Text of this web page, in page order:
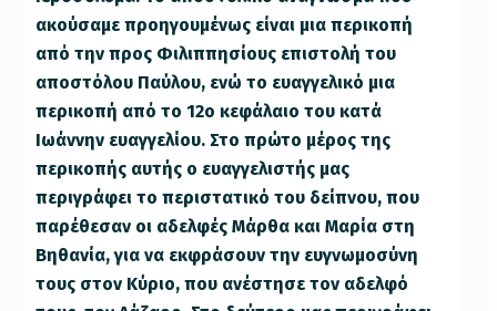
ακούσαμε προηγουμένως είναι μια περικοπή
από την προς Φιλιππησίους επιστολή του
αποστόλου Παύλου, ενώ το ευαγγελικό μια
περικοπή από το 12ο κεφάλαιο του κατά
Ιωάννην ευαγγελίου. Στο πρώτο μέρος της
περικοπής αυτής ο ευαγγελιστής μας
περιγράφει το περιστατικό του δείπνου, που
παρέθεσαν οι αδελφές Μάρθα και Μαρία στη
Βηθανία, για να εκφράσουν την ευγνωμοσύνη
τους στον Κύριο, που ανέστησε τον αδελφό